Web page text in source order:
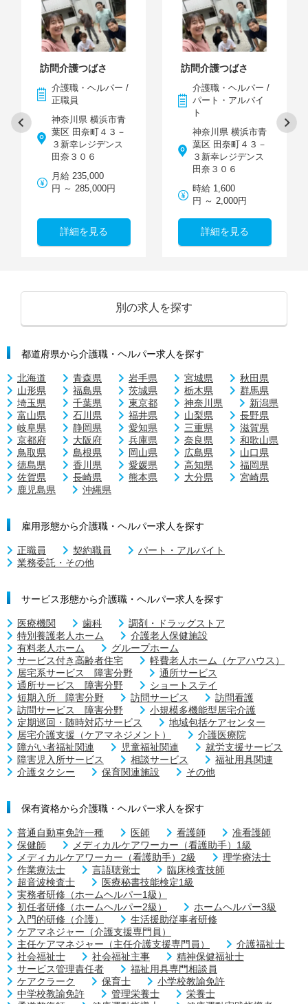
訪問介護つばさ
介護職・ヘルパー /
正職員
神奈川県 横浜市青
葉区 田奈町４３－
３新幸レジデンス
田奈３０６
月給 235,000
円 ～ 285,000円
詳細を見る
訪問介護つばさ
介護職・ヘルパー /
パート・アルバイ
ト
神奈川県 横浜市青
葉区 田奈町４３－
３新幸レジデンス
田奈３０６
時給 1,600
円 ～ 2,000円
詳細を見る
別の求人を探す
都道府県から介護職・ヘルパー求人を探す
北海道 青森県 岩手県 宮城県
秋田県
山形県
福島県 茨城県 栃木県
群馬県
埼玉県
千葉県 東京都 神奈川県
新潟県
富山県
石川県 福井県 山梨県
長野県
岐阜県
静岡県 愛知県 三重県
滋賀県
京都府
大阪府 兵庫県 奈良県
和歌山県
鳥取県
島根県 岡山県 広島県
山口県
徳島県
香川県 愛媛県 高知県
福岡県
佐賀県
長崎県 熊本県 大分県
宮崎県
鹿児島県
沖縄県
雇用形態から介護職・ヘルパー求人を探す
正職員 契約職員
パート・アルバイト
業務委託・その他
サービス形態から介護職・ヘルパー求人を探す
医療機関 歯科
調剤・ドラッグストア
特別養護老人ホーム
介護老人保健施設
有料老人ホーム
グループホーム
サービス付き高齢者住宅
軽費老人ホーム（ケアハウス）
居宅系サービス 障害分野
通所サービス
通所サービス 障害分野
ショートステイ
短期入所 障害分野
訪問サービス
訪問看護
訪問サービス 障害分野
小規模多機能型居宅介護
定期巡回・随時対応サービス
地域包括ケアセンター
居宅介護支援（ケアマネジメント）
介護医療院
障がい者福祉関連
児童福祉関連
就労支援サービス
障害児入所サービス
相談サービス
福祉用具関連
介護タクシー
保育関連施設 その他
保有資格から介護職・ヘルパー求人を探す
普通自動車免許一種 医師 看護師
准看護師
保健師
メディカルケアワーカー（看護助手）1級
メディカルケアワーカー（看護助手）2級
理学療法士
作業療法士
言語聴覚士
臨床検査技師
超音波検査士
医療秘書技能検定1級
実務者研修（ホームヘルパー1級）
初任者研修（ホームヘルパー2級）
ホームヘルパー3級
入門的研修（介護）
生活援助従事者研修
ケアマネジャー（介護支援専門員）
主任ケアマネジャー（主任介護支援専門員）
介護福祉士
社会福祉士
社会福祉主事
精神保健福祉士
サービス管理責任者
福祉用具専門相談員
ケアクラーク
保育士
小学校教諭免許
中学校教諭免許
管理栄養士
栄養士